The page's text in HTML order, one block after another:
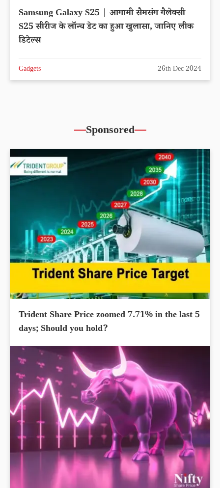
Samsung Galaxy S25 | आगामी सैमसंग गैलेक्सी
S25 सीरीज के लॉन्च डेट का हुआ खुलासा, जानिए लीक
डिटेल्स
Gadgets 26th Dec 2024
Sponsored
Trident Share Price zoomed 7.71% in the last 5
days; Should you hold?